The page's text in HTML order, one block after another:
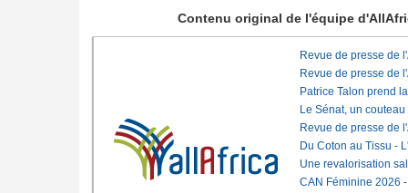
Contenu original de l'équipe
Revue de presse de
Revue de presse de
Patrice Talon prend
Le Sénat, un
Revue de presse de
Du Coton au Tissu -
Une revalorisation
CAN Féminine 2026